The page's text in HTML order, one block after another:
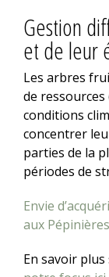
Gestion
et de leur
Les arbres
de
conditions
concentrer
parties de la
périodes de
Envie
aux
En savoir